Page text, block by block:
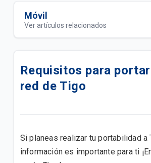
Móvil
Ver artículos relacionados
Cómo activar el Roaming en tu
Cómo activar el Roaming en tu
Encuentra soporte para tus servicios
Requisitos para
red de Tigo
Si planeas realizar tu portabilidad a
información es importante para ti